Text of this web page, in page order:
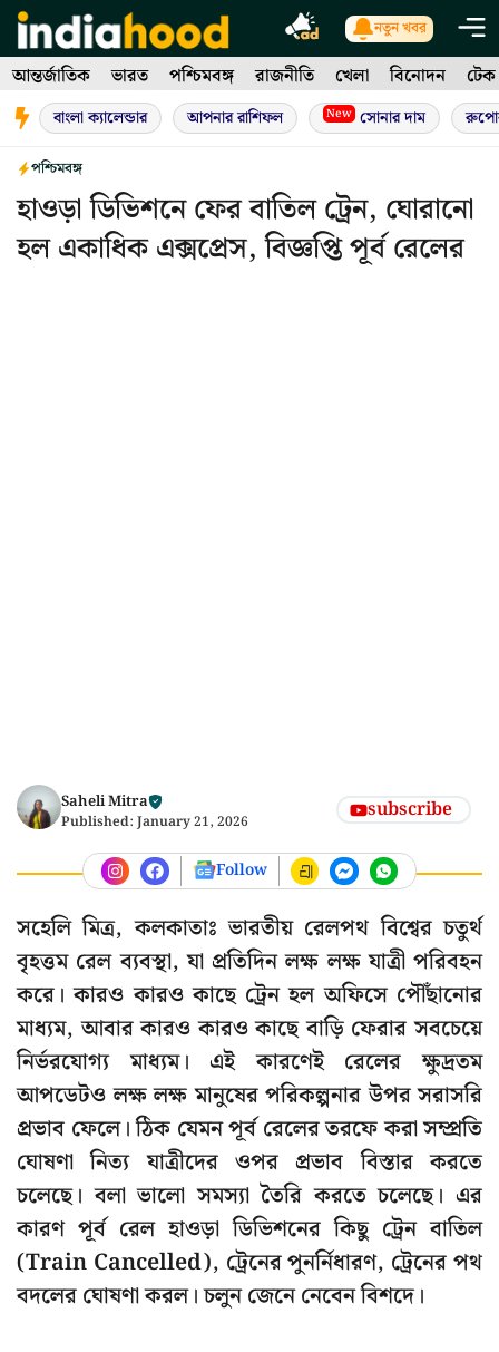
Skip
to
content
নতুন খবর
আন্তর্জাতিক ভারত পশ্চিমবঙ্গ রাজনীতি খেলা বিনোদন টেক
বাংলা ক্যালেন্ডার আপনার রাশিফল New সোনার দাম
পশ্চিমবঙ্গ
হাওড়া ডিভিশনে ফের বাতিল ট্রেন, ঘোরানো
হল একাধিক এক্সপ্রেস, বিজ্ঞপ্তি পূর্ব রেলের
Saheli Mitra
Published: January 21, 2026 subscribe
Follow
সহেলি মিত্র, কলকাতাঃ ভারতীয় রেলপথ বিশ্বের চতুর্থ
বৃহত্তম রেল ব্যবস্থা, যা প্রতিদিন লক্ষ লক্ষ যাত্রী পরিবহন
করে। কারও কারও কাছে ট্রেন হল অফিসে পৌঁছানোর
মাধ্যম, আবার কারও কারও কাছে বাড়ি ফেরার সবচেয়ে
নির্ভরযোগ্য মাধ্যম। এই কারণেই রেলের ক্ষুদ্রতম
আপডেটও লক্ষ লক্ষ মানুষের পরিকল্পনার উপর সরাসরি
প্রভাব ফেলে। ঠিক যেমন পূর্ব রেলের তরফে করা সম্প্রতি
ঘোষণা নিত্য যাত্রীদের ওপর প্রভাব বিস্তার করতে
চলেছে। বলা ভালো সমস্যা তৈরি করতে চলেছে। এর
কারণ পূর্ব রেল হাওড়া ডিভিশনের কিছু ট্রেন বাতিল
(Train Cancelled), ট্রেনের পুনর্নিধারণ, ট্রেনের পথ
বদলের ঘোষণা করল। চলুন জেনে নেবেন বিশদে।